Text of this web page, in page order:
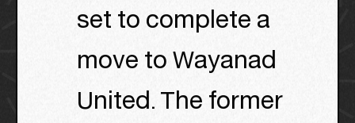
set to complete a
move to Wayanad
United. The former